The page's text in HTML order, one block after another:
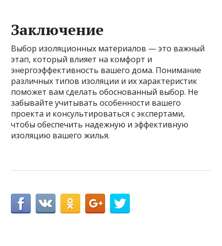
Заключение
Выбор изоляционных материалов — это важный
этап, который влияет на комфорт и
энергоэффективность вашего дома. Понимание
различных типов изоляции и их характеристик
поможет вам сделать обоснованный выбор. Не
забывайте учитывать особенности вашего
проекта и консультироваться с экспертами,
чтобы обеспечить надежную и эффективную
изоляцию вашего жилья.